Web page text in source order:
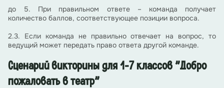
до 5. При правильном ответе – команда получает
количество баллов, соответствующее позиции вопроса.
2.3. Если команда не правильно отвечает на вопрос, то
ведущий может передать право ответа другой команде.
Сценарий викторины для 1-7 классов "Добро
пожаловать в театр"